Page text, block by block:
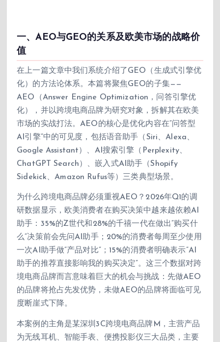
一、AEO与GEO的关系及欧美市场的战略价
值
在上一篇文章中我们系统介绍了GEO（生成式引擎优
化）的方法论体系。本篇将聚焦GEO的子集——
AEO（Answer Engine Optimization，问答引擎优
化），并以跨境电商品牌为研究对象，拆解其在欧美
市场的实战打法。AEO的核心是优化内容在”问答型
AI引擎”中的可见度，包括语音助手（Siri、Alexa、
Google Assistant）、AI搜索引擎（Perplexity、
ChatGPT Search）、嵌入式AI助手（Shopify
Sidekick、Amazon Rufus等）三类典型场景。
为什么跨境电商品牌必须重视AEO？2026年Q1的调
研数据显示，欧美消费者在购买决策中越来越依赖AI
助手：35%的Z世代和28%的千禧一代在做出”购买什
么”决策前会先问AI助手；20%的消费者每周至少使用
一次AI助手做”产品对比”；15%的消费者明确表示”AI
助手的推荐直接影响我的购买决定”。这三个数据对跨
境电商品牌而言意味着巨大的机会与挑战：先做AEO
的品牌将抢占先发优势，未做AEO的品牌将面临可见
度断崖式下降。
本案例的主角是某深圳3C跨境电商品牌M，主营产品
为无线耳机、智能手表、便携投影仪三大品类，主要